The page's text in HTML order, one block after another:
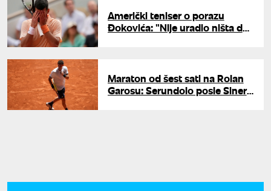
Američki teniser o porazu
Đokovića: "Nije uradio ništa da
Maraton od šest sati na Rolan
Garosu: Serundolo posle Sinera